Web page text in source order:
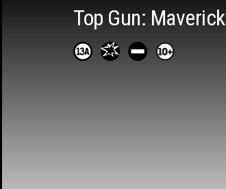
Top Gun: Maverick